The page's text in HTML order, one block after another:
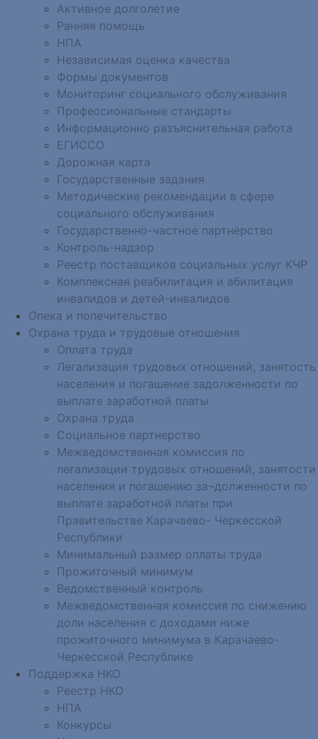
Активное долголетие
Ранняя помощь
НПА
Независимая оценка качества
Формы документов
Мониторинг социального обслуживания
Профессиональные стандарты
Информационно разъяснительная работа
ЕГИССО
Дорожная карта
Государственные задания
Методические рекомендации в сфере
социального обслуживания
Государственно-частное партнёрство
Контроль-надзор
Реестр поставщиков социальных услуг КЧР
Комплексная реабилитация и абилитация
инвалидов и детей-инвалидов
Опека и попечительство
Охрана труда и трудовые отношения
Оплата труда
Легализация трудовых отношений, занятость
населения и погашение задолженности по
выплате заработной платы
Охрана труда
Социальное партнерство
Межведомственная комиссия по
легализации трудовых отношений, занятости
населения и погашению за¬долженности по
выплате заработной платы при
Правительстве Карачаево- Черкесской
Республики
Минимальный размер оплаты труда
Прожиточный минимум
Ведомственный контроль
Межведомственная комиссия по снижению
доли населения с доходами ниже
прожиточного минимума в Карачаево-
Черкесской Республике
Поддержка НКО
Реестр НКО
НПА
Конкурсы